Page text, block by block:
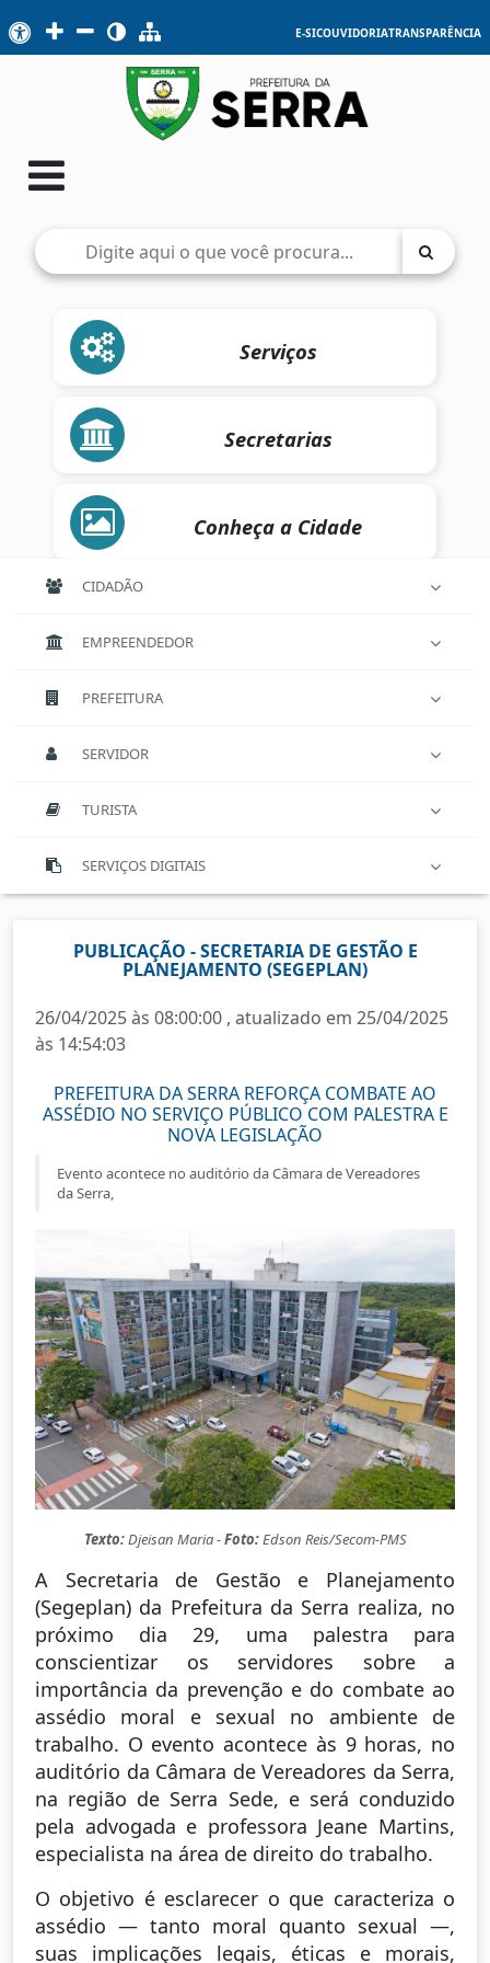
E-SICOUVIDORIATRANSPARÊNCIA
Serviços
Secretarias
Conheça a Cidade
CIDADÃO
EMPREENDEDOR
PREFEITURA
SERVIDOR
TURISTA
SERVIÇOS DIGITAIS
PUBLICAÇÃO - SECRETARIA DE GESTÃO E
PLANEJAMENTO (SEGEPLAN)
26/04/2025 às 08:00:00 , atualizado em 25/04/2025
às 14:54:03
PREFEITURA DA SERRA REFORÇA COMBATE AO
ASSÉDIO NO SERVIÇO PÚBLICO COM PALESTRA E
NOVA LEGISLAÇÃO
Evento acontece no auditório da Câmara de Vereadores
da Serra,
Texto:Djeisan Maria -Foto:Edson Reis/Secom-PMS
A Secretaria de Gestão e Planejamento
(Segeplan) da Prefeitura da Serra realiza, no
próximo dia 29, uma palestra para
conscientizar os servidores sobre a
importância da prevenção e do combate ao
assédio moral e sexual no ambiente de
trabalho. O evento acontece às 9 horas, no
auditório da Câmara de Vereadores da Serra,
na região de Serra Sede, e será conduzido
pela advogada e professora Jeane Martins,
especialista na área de direito do trabalho.
O objetivo é esclarecer o que caracteriza o
assédio — tanto moral quanto sexual —,
suas implicações legais, éticas e morais,